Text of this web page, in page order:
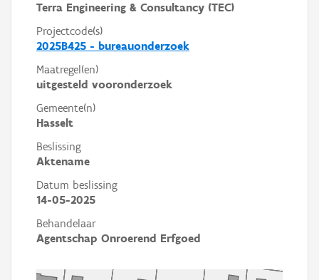
Terra Engineering & Consultancy (TEC)
Projectcode(s)
2025B425 - bureauonderzoek
Maatregel(en)
uitgesteld vooronderzoek
Gemeente(n)
Hasselt
Beslissing
Aktename
Datum beslissing
14-05-2025
Behandelaar
Agentschap Onroerend Erfgoed